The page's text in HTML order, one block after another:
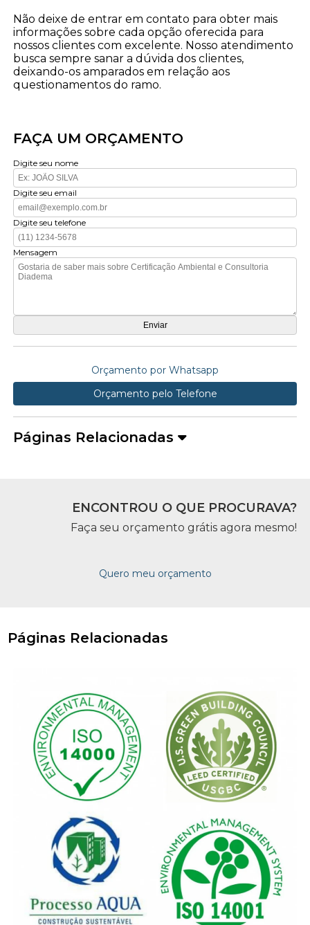
Não deixe de entrar em contato para obter mais
informações sobre cada opção oferecida para
nossos clientes com excelente. Nosso atendimento
busca sempre sanar a dúvida dos clientes,
deixando-os amparados em relação aos
questionamentos do ramo.
FAÇA UM ORÇAMENTO
Digite seu nome
Digite seu email
Digite seu telefone
Mensagem
Orçamento por Whatsapp
Orçamento pelo Telefone
Páginas Relacionadas
ENCONTROU O QUE PROCURAVA?
Faça seu orçamento grátis agora mesmo!
Quero meu orçamento
Páginas Relacionadas